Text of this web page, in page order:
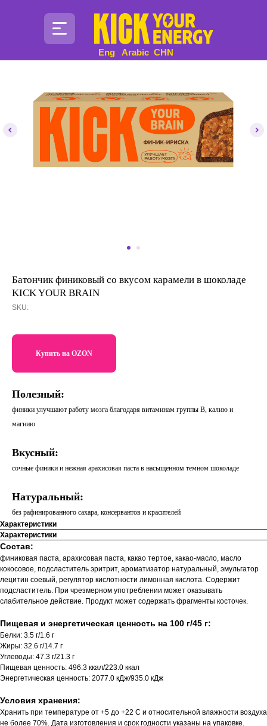
Eng Arabic CHN
Батончик финиковый со вкусом карамели в шоколаде
KICK YOUR BRAIN
SKU:
Купить на OZON
Полезный:
финики улучшают работу мозга благодаря витаминам группы В, калию и
магнию
Вкусный:
сочные финики и нежная арахисовая паста в насыщенном темном шоколаде
Натуральный:
без рафинированного сахара, консервантов и красителей
Характеристики
Характеристики
Состав:
финиковая паста, арахисовая паста, какао тертое, какао-масло, масло
кокосовое, подсластитель эритрит, ароматизатор натуральный, эмульгатор
лецитин соевый, регулятор кислотности лимонная кислота. Содержит
подсластитель. При чрезмерном употреблении может оказывать
слабительное действие. Продукт может содержать фрагменты косточек.
Пищевая и энергетическая ценность на 100 г/45 г:
Белки: 3.5 г/1.6 г
Жиры: 32.6 г/14.7 г
Углеводы: 47.3 г/21.3 г
Пищевая ценность: 496.3 ккал/223.0 ккал
Энергетическая ценность: 2077.0 кДж/935.0 кДж
Условия хранения:
Хранить при температуре от +5 до +22 С и относительной влажности воздуха
не более 70%. Дата изготовления и срок годности указаны на упаковке.